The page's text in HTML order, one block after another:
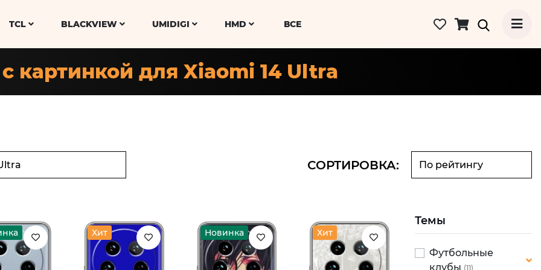
TCL BLACKVIEW UMIDIGI HMD ВСЕ
картинкой для Xiaomi 14 Ultra
СОРТИРОВКА:
Хит Новинка Хит
Темы
Футбольные
клубы (11)